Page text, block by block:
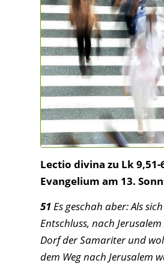
Lectio divina zu Lk 9,51-
Evangelium am 13.
51Es geschah aber: Als
Entschluss, nach
Dorf der Samariter und
dem Weg nach Jerusalem